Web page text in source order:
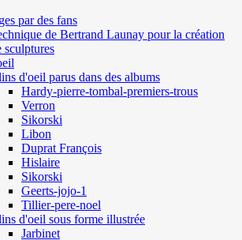
par des fans
de Bertrand Launay pour la création
sculptures
d'oeil parus dans des albums
Hardy-pierre-tombal-premiers-trous
Verron
Sikorski
Libon
Duprat François
Hislaire
Sikorski
Geerts-jojo-1
Tillier-pere-noel
d'oeil sous forme illustrée
Jarbinet